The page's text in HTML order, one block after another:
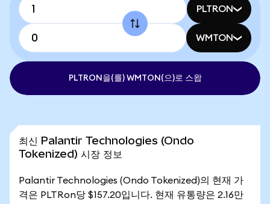
PLTRON
WMTON
PLTRON을(를) WMTON(으)로 스왑
최신 Palantir Technologies (Ondo
Tokenized) 시장 정보
Palantir Technologies (Ondo Tokenized)의 현재 가
격은 PLTRon당 $157.20입니다. 현재 유통량은 2.16만